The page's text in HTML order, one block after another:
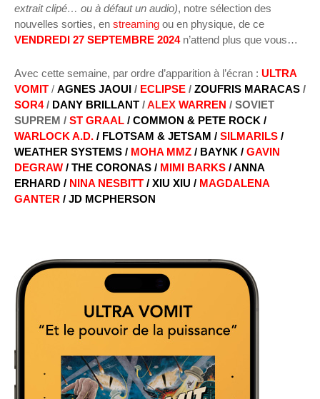
extrait clipé… ou à défaut un audio), notre sélection des
nouvelles sorties, en streaming ou en physique, de ce
VENDREDI 27 SEPTEMBRE 2024n’attend plus que vous…
Avec cette semaine, par ordre d’apparition à l’écran : ULTRA
VOMIT / AGNES JAOUI / ECLIPSE / ZOUFRIS MARACAS /
SOR4/ DANY BRILLANT /ALEX WARREN / SOVIET
SUPREM / ST GRAAL / COMMON & PETE ROCK /
WARLOCK A.D. / FLOTSAM & JETSAM / SILMARILS /
WEATHER SYSTEMS / MOHA MMZ / BAYNK / GAVIN
DEGRAW / THE CORONAS / MIMI BARKS / ANNA
ERHARD / NINA NESBITT / XIU XIU / MAGDALENA
GANTER / JD MCPHERSON